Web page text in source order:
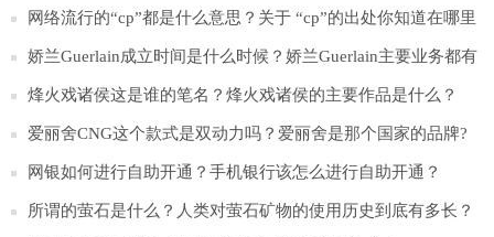
网络流行的“cp”都是什么意思？关于 “cp”的出处你知道在哪里
吗？
娇兰Guerlain成立时间是什么时候？娇兰Guerlain主要业务都有
那些方面？
烽火戏诸侯这是谁的笔名？烽火戏诸侯的主要作品是什么？
爱丽舍CNG这个款式是双动力吗？爱丽舍是那个国家的品牌?
网银如何进行自助开通？手机银行该怎么进行自助开通？
所谓的萤石是什么？人类对萤石矿物的使用历史到底有多长？